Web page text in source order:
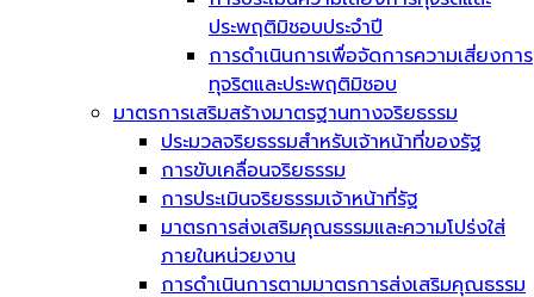
ประพฤติมิชอบประจำปี
การดำเนินการเพื่อจัดการความเสี่ยงการ
ทุจริตและประพฤติมิชอบ
มาตรการเสริมสร้างมาตรฐานทางจริยธรรม
ประมวลจริยธรรมสำหรับเจ้าหน้าที่ของรัฐ
การขับเคลื่อนจริยธรรม
การประเมินจริยธรรมเจ้าหน้าที่รัฐ
มาตรการส่งเสริมคุณธรรมและความโปร่งใส่
ภายในหน่วยงาน
การดำเนินการตามมาตรการส่งเสริมคุณธรรม